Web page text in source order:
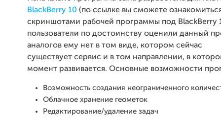
BlackBerry 10 (по ссылке вы сможете
скриншотами рабочей программы под BlackBerry
пользователи по достоинству оценили данный
аналогов ему нет в том виде, котором сейчас
существует сервис и в том направлении, в
момент развивается. Основные возможности
Возможность создания неограниченного
Облачное хранение геометок
Редактирование/удаление задач